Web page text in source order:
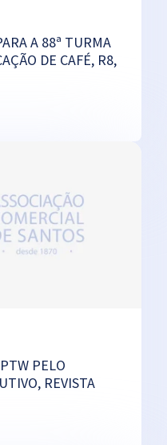
A 88ª TURMA
DE CAFÉ, R8,
PELO
REVISTA